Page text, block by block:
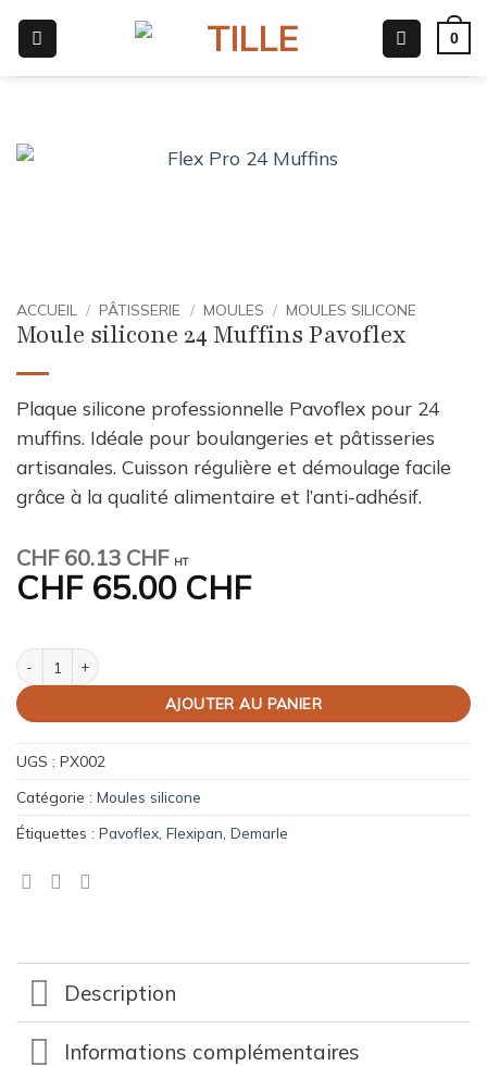
contenu
0
ACCUEIL / PÂTISSERIE / MOULES / MOULES SILICONE
Moule silicone 24 Muffins Pavoflex
Plaque silicone professionnelle Pavoflex pour 24
muffins. Idéale pour boulangeries et pâtisseries
artisanales. Cuisson régulière et démoulage facile
grâce à la qualité alimentaire et l’anti-adhésif.
CHF60.13 CHF HT
CHF65.00 CHF
quantité de Moule silicone 24 Muffins Pavoflex
AJOUTER AU PANIER
UGS : PX002
Catégorie : Moules silicone
Étiquettes : Pavoflex Flexipan Demarle
Description
Informations complémentaires